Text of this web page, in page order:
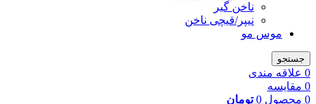
ناخن گیر
نیپر/قیچی ناخن
موس مو
جستجو
0 علاقه مندی
0 مقایسه
0 محصول 0 تومان